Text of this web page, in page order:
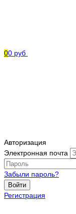
00 руб
Авторизация
Электронная почта
Забыли пароль?
Войти
Регистрация